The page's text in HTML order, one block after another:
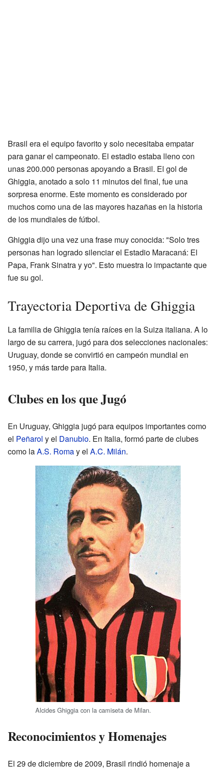
Brasil era el equipo favorito y solo necesitaba empatar
para ganar el campeonato. El estadio estaba lleno con
unas 200.000 personas apoyando a Brasil. El gol de
Ghiggia, anotado a solo 11 minutos del final, fue una
sorpresa enorme. Este momento es considerado por
muchos como una de las mayores hazañas en la historia
de los mundiales de fútbol.
Ghiggia dijo una vez una frase muy conocida: "Solo tres
personas han logrado silenciar el Estadio Maracaná: El
Papa, Frank Sinatra y yo". Esto muestra lo impactante que
fue su gol.
Trayectoria Deportiva de Ghiggia
La familia de Ghiggia tenía raíces en la Suiza italiana. A lo
largo de su carrera, jugó para dos selecciones nacionales:
Uruguay, donde se convirtió en campeón mundial en
1950, y más tarde para Italia.
Clubes en los que Jugó
En Uruguay, Ghiggia jugó para equipos importantes como
el Peñarol y el Danubio. En Italia, formó parte de clubes
como laA.S. Romay el A.C. Milán.
Alcides Ghiggia con la camiseta de Milan.
Reconocimientos y Homenajes
El 29 de diciembre de 2009, Brasil rindió homenaje a